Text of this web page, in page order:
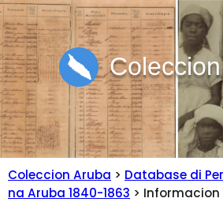
Coleccion Aruba > Database di
na Aruba 1840-1863 >